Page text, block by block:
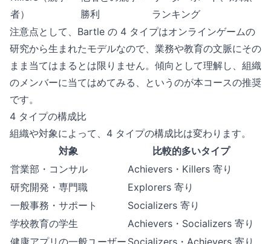
者）
勝利
ランキング
注意点として、Bartle の 4 タイプはオンラインゲームの
研究から生まれたモデルなので、業務や教育の文脈にその
まま当てはまるとは限りません。傾向として理解し、組織
のメンバーに当てはめてみる、というのが本コースの推奨
です。
4 タイプの構成比
組織や対象によって、4 タイプの構成比は変わります。
対象
比較的多いタイプ
営業部・コンサル
Achievers・Killers 寄り
研究開発・専門職
Explorers 寄り
一般事務・サポート
Socializers 寄り
学校教育の学生
Achievers・Socializers 寄り
健康アプリの一般ユーザー Socializers・Achievers 寄り